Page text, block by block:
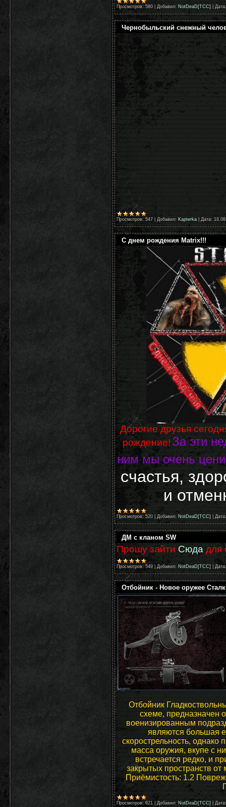
Просмотров: 580 Добавил: NotDeaD[TCC] Дата:
Чернобыльский снежный
Просмотров: 547 Добавил: Kapterka Дата:
С днем рождения Matrix!!!
Дорогие друзья
рождение! За эти
ним мы очень
счастья,
и
Просмотров: 520 Добавил: NotDeaD[TCC] Дата:
ДМ с кланом SW
Прошу зайти Сюда для
Просмотров: 549 Добавил: NotDeaD[TCC] Дата:
Отбойник - Новое оружее
Отбойник
схеме, предназначен
военизированным
являются большая
скорострельность, однако
масса оружия, вкупе с
встречается редко, и
закрытых пространств от
Приёмистость: 1.2
Просмотров: 621 Добавил: NotDeaD[TCC] Дата: